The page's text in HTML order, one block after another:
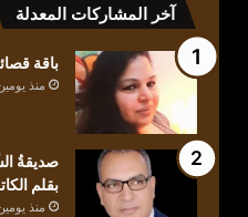
للعابرِ
أن
يلتفتَ
للظلِ/
الشاعرة
ندىمنذ يومين
كيف للعابرِ أن يلتفتَ
آخر المشاركات المعدلة
باقة
منذ
صديقةُ
بقلم
منذ